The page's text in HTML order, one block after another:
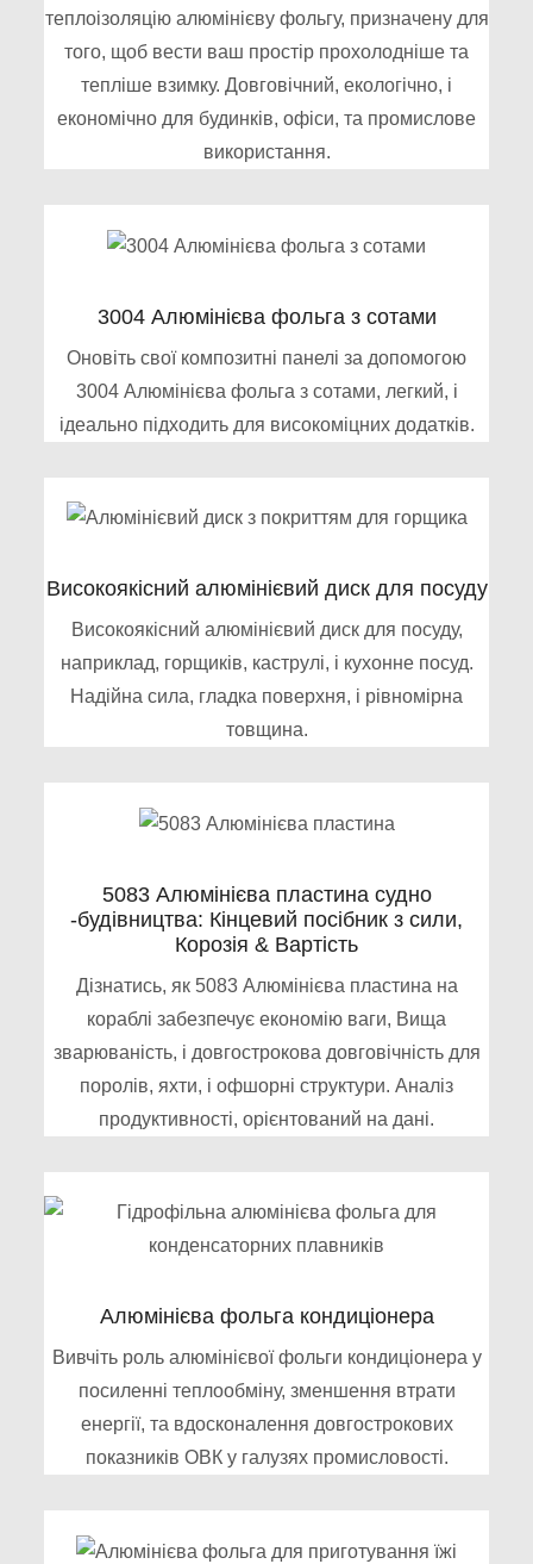
теплоізоляцію алюмінієву фольгу, призначену для
того, щоб вести ваш простір прохолодніше та
тепліше взимку. Довговічний, екологічно, і
економічно для будинків, офіси, та промислове
використання.
3004 Алюмінієва фольга з сотами
Оновіть свої композитні панелі за допомогою
3004 Алюмінієва фольга з сотами, легкий, і
ідеально підходить для високоміцних додатків.
Високоякісний алюмінієвий диск для посуду
Високоякісний алюмінієвий диск для посуду,
наприклад, горщиків, каструлі, і кухонне посуд.
Надійна сила, гладка поверхня, і рівномірна
товщина.
5083 Алюмінієва пластина судно
-будівництва: Кінцевий посібник з сили,
Корозія & Вартість
Дізнатись, як 5083 Алюмінієва пластина на
кораблі забезпечує економію ваги, Вища
зварюваність, і довгострокова довговічність для
поролів, яхти, і офшорні структури. Аналіз
продуктивності, орієнтований на дані.
Алюмінієва фольга кондиціонера
Вивчіть роль алюмінієвої фольги кондиціонера у
посиленні теплообміну, зменшення втрати
енергії, та вдосконалення довгострокових
показників ОВК у галузях промисловості.